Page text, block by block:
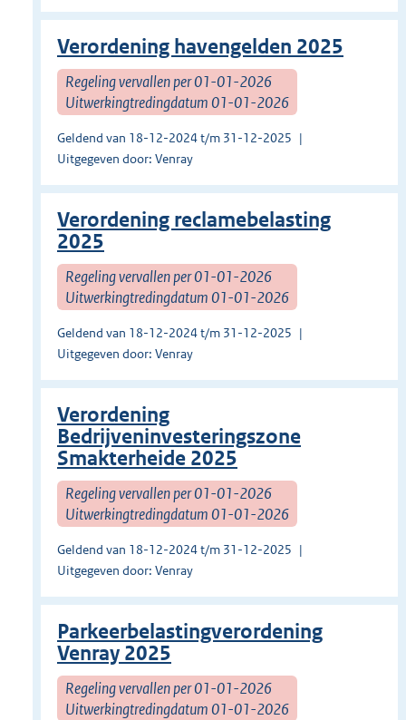
Verordening havengelden 2025
Regeling vervallen per 01-01-2026
Uitwerkingtredingdatum 01-01-2026
Geldend van 18-12-2024 t/m 31-12-2025
Uitgegeven door: Venray
Verordening reclamebelasting
2025
Regeling vervallen per 01-01-2026
Uitwerkingtredingdatum 01-01-2026
Geldend van 18-12-2024 t/m 31-12-2025
Uitgegeven door: Venray
Verordening
Bedrijveninvesteringszone
Smakterheide 2025
Regeling vervallen per 01-01-2026
Uitwerkingtredingdatum 01-01-2026
Geldend van 18-12-2024 t/m 31-12-2025
Uitgegeven door: Venray
Parkeerbelastingverordening
Venray 2025
Regeling vervallen per 01-01-2026
Uitwerkingtredingdatum 01-01-2026